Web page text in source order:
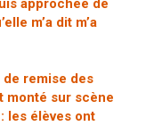
approchée de
m’a dit m’a
remise des
monté sur scène
les élèves ont